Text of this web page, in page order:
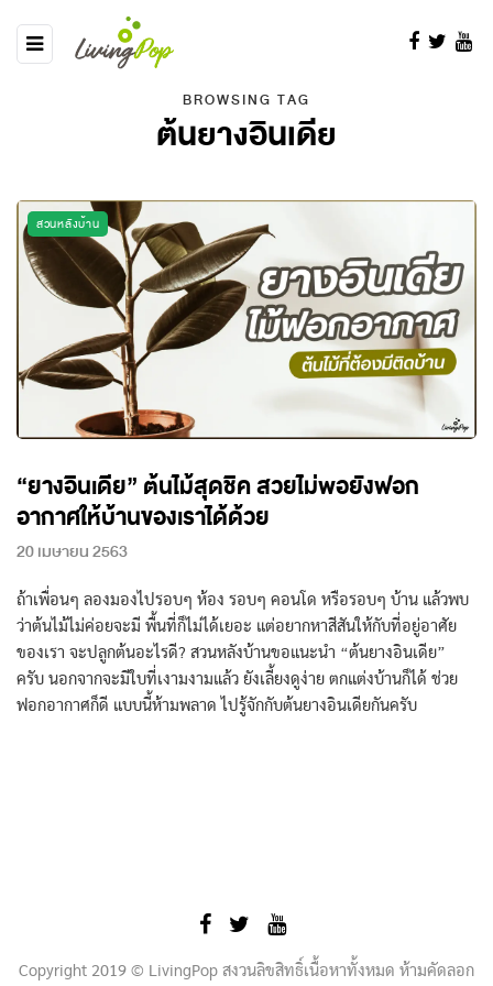
BROWSING TAG
ต้นยางอินเดีย
สวนหลังบ้าน
“ยางอินเดีย” ต้นไม้สุดชิค สวยไม่พอยังฟอก
อากาศให้บ้านของเราได้ด้วย
20 เมษายน 2563
ถ้าเพื่อนๆ ลองมองไปรอบๆ ห้อง รอบๆ คอนโด หรือรอบๆ บ้าน แล้วพบ
ว่าต้นไม้ไม่ค่อยจะมี พื้นที่ก็ไม่ได้เยอะ แต่อยากหาสีสันให้กับที่อยู่อาศัย
ของเรา จะปลูกต้นอะไรดี? สวนหลังบ้านขอแนะนำ “ต้นยางอินเดีย”
ครับ นอกจากจะมีใบที่เงามงามแล้ว ยังเลี้ยงดูง่าย ตกแต่งบ้านก็ได้ ช่วย
ฟอกอากาศก็ดี แบบนี้ห้ามพลาด ไปรู้จักกับต้นยางอินเดียกันครับ
Copyright 2019 © LivingPop สงวนลิขสิทธิ์เนื้อหาทั้งหมด ห้ามคัดลอก